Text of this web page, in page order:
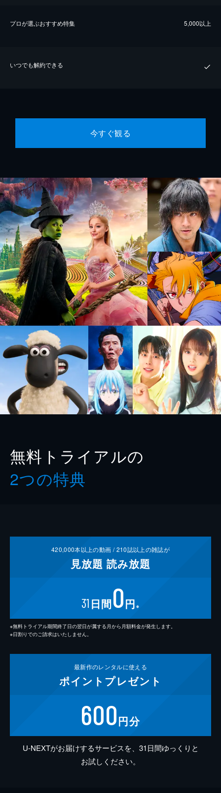
プロが選ぶおすすめ特集 5,000以上
いつでも解約できる
今すぐ観る
無料トライアルの
2つの特典
420,000本以上の動画 /210誌以上の雑誌が
見放題 読み放題
31 日間0円 ※
※無料トライアル期間終了日の翌日が属する月から月額料金が発生します。
※日割りでのご請求はいたしません。
最新作のレンタルに使える
ポイント プレゼント
600円分
U-NEXTがお届けするサービスを、31日間ゆっくりと
お試しください。